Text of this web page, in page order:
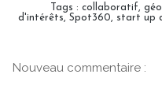
Tags : collaboratif,
d'intérêts, Spot360, start up
Nouveau commentaire :